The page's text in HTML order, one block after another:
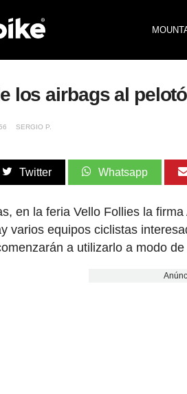
los airbags al
SERGIO P.
Twitter Whatsapp
en la feria Vello Follies la
varios equipos ciclistas
a utilizarlo a modo